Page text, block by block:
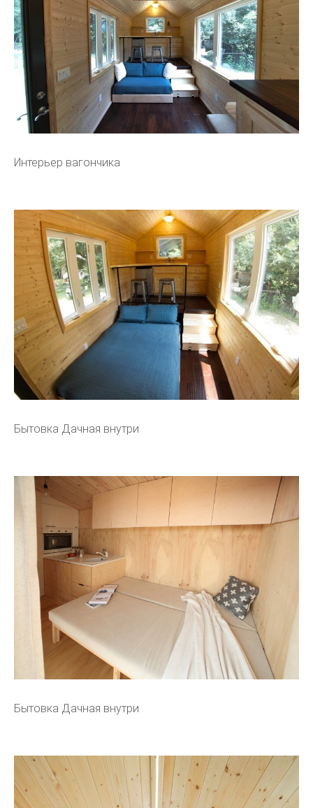
Интерьер вагончика
Бытовка Дачная внутри
Бытовка Дачная внутри